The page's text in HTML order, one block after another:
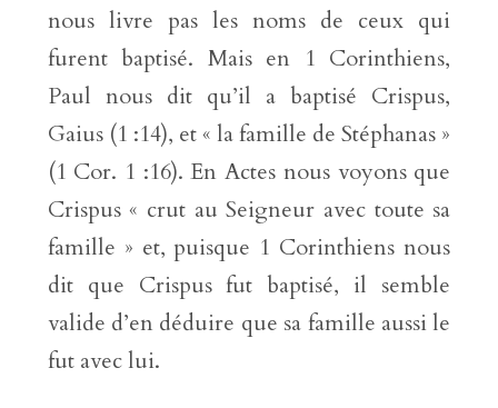
nous livre pas les noms de ceux qui
furent baptisé. Mais en 1 Corinthiens,
Paul nous dit qu’il a baptisé Crispus,
Gaius (1 :14), et « la famille de Stéphanas »
(1 Cor. 1 :16). En Actes nous voyons que
Crispus « crut au Seigneur avec toute sa
famille » et, puisque 1 Corinthiens nous
dit que Crispus fut baptisé, il semble
valide d’en déduire que sa famille aussi le
fut avec lui.